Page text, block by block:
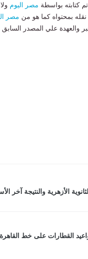
كتابته بواسطة مصر اليوم
نقله بمحتواه كما هو من مصر
والعهدة علي المصدر السابق
الأزهرية والنتيجة آخر
القطارات على خط القاهرة